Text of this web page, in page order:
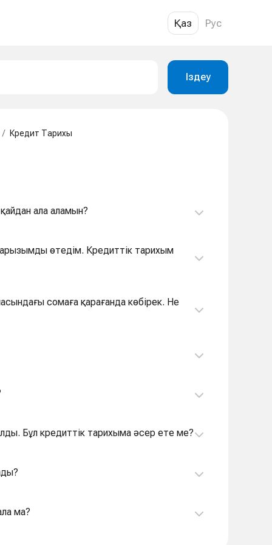
Қаз Рус
Іздеу
/ Кредит Тарихы
ала аламын?
өтедім. Кредиттік тарихым
сомаға қарағанда көбірек. Не
Бұл кредиттік тарихыма әсер ете ме?
ма?